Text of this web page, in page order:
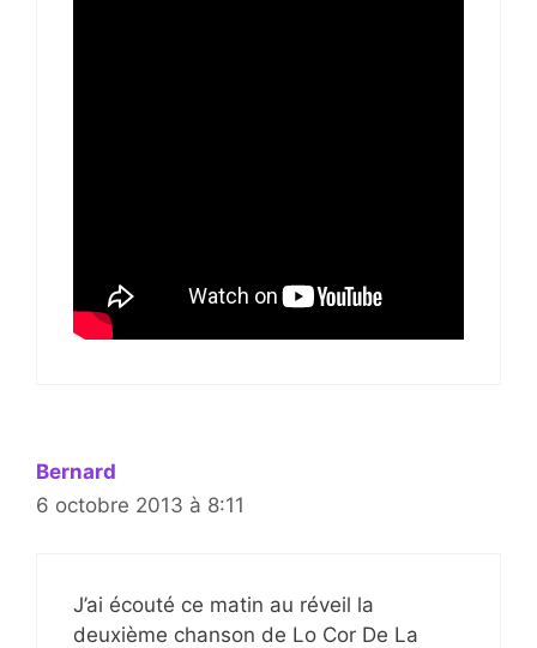
Bernard
6 octobre 2013 à 8:11
J’ai écouté ce matin au réveil la
deuxième chanson de Lo Cor De La